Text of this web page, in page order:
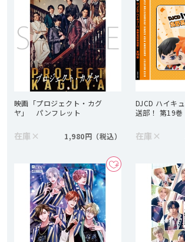
映画「プロジェクト・カグ
ヤ」 パンフレット
在庫 × 1,980円
DJCD ハイキ
送部！ 第19巻
在庫 ×